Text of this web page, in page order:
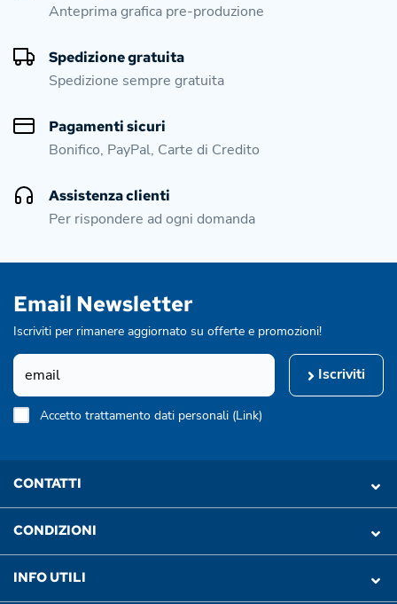
Anteprima grafica pre-produzione
Spedizione gratuita
Spedizione sempre gratuita
Pagamenti sicuri
Bonifico, PayPal, Carte di Credito
Assistenza clienti
Per rispondere ad ogni domanda
Email Newsletter
Iscriviti per rimanere aggiornato su offerte e promozioni!
Iscriviti
Accetto trattamento dati personali (Link)
CONTATTI
CONDIZIONI
INFO UTILI